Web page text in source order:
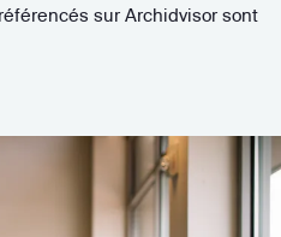
sur Archidvisor sont